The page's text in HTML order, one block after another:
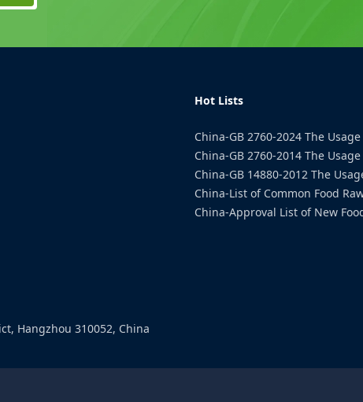
Hangzhou 310052, China
Hot Lists
China-GB 2760-2024 The
China-GB 2760-2014 The
China-GB 14880-2012 The
China-List of Common Food
China-Approval List of New